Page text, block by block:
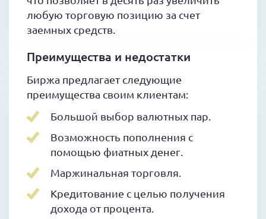
любую торговую позицию за счет
заемных средств.
Преимущества и недостатки
Биржа предлагает следующие
преимущества своим клиентам:
Большой выбор валютных пар.
Возможность пополнения с
помощью фиатных денег.
Маржинальная торговля.
Кредитование с целью получения
дохода от процента.